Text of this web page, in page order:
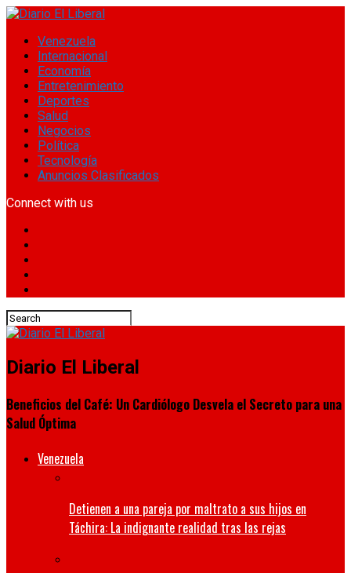
Venezuela
Internacional
Economía
Entretenimiento
Deportes
Salud
Negocios
Política
Tecnología
Anuncios Clasificados
Connect with us
Diario El Liberal
Beneficios del Café: Un Cardiólogo Desvela el Secreto para una
Salud Óptima
Venezuela
Detienen a una pareja por maltrato a sus hijos en
Táchira: La indignante realidad tras las rejas